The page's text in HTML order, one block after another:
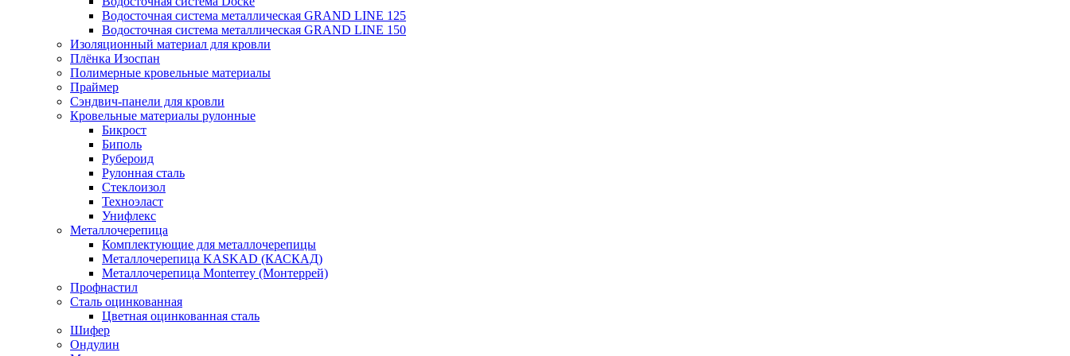
Водосточная система металлическая GRAND LINE 125
Водосточная система металлическая GRAND LINE 150
Изоляционный материал для кровли
Плёнка Изоспан
Полимерные кровельные материалы
Праймер
Сэндвич-панели для кровли
Кровельные материалы рулонные
Бикрост
Биполь
Рубероид
Рулонная сталь
Стеклоизол
Техноэласт
Унифлекс
Металлочерепица
Комплектующие для металлочерепицы
Металлочерепица KASKAD (КАСКАД)
Металлочерепица Monterrey (Монтеррей)
Профнастил
Сталь оцинкованная
Цветная оцинкованная сталь
Шифер
Ондулин